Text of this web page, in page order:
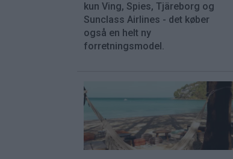
kun Ving, Spies, Tjäreborg og
Sunclass Airlines - det køber
også en helt ny
forretningsmodel.